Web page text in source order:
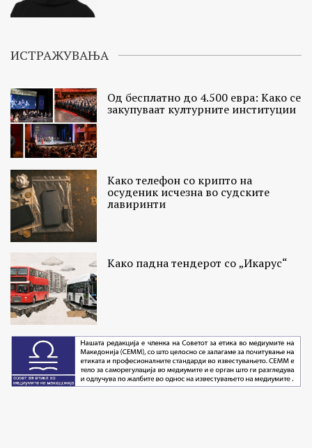
ИСТРАЖУВАЊА
Од бесплатно до 4.500 евра: Како се
закупуваат културните институции
Како телефон со крипто на
осуденик исчезна во судските
лавиринти
Како падна тендерот со „Икарус“